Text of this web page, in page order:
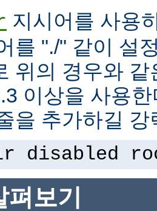
지시어를 사용
를 "./" 같이 설
위의 경우와
이상을 사용
을 추가하길 강
disabled
펴보기